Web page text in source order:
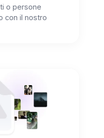
o persone
con il nostro